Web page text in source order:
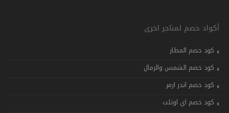
أكواد خصم لمتاجر اخرى
كود خصم المطار
كود خصم الشمس والرمال
كود خصم اندر ارمر
كود خصم اي اوتلت